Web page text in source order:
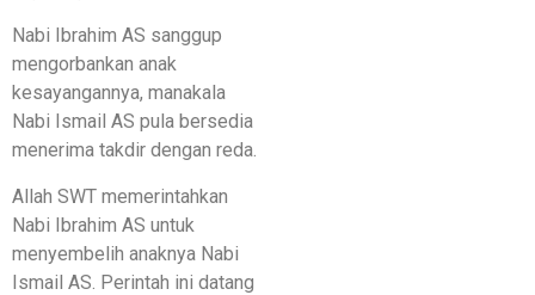
Nabi Ibrahim AS sanggup
mengorbankan anak
kesayangannya, manakala
Nabi Ismail AS pula bersedia
menerima takdir dengan reda.
Allah SWT memerintahkan
Nabi Ibrahim AS untuk
menyembelih anaknya Nabi
Ismail AS. Perintah ini datang